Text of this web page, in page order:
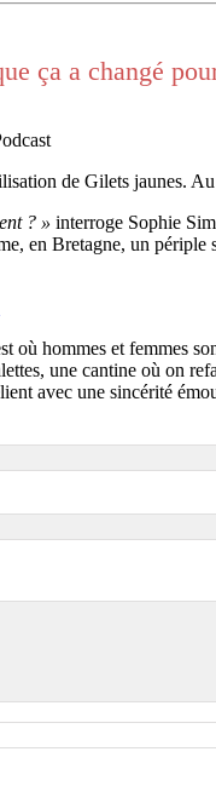
ça a changé
de Gilets jaunes.
? » interroge Sophie
en Bretagne, un
hommes et femmes
une cantine où on
avec une sincérité